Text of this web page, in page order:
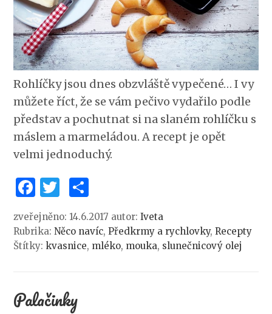
Rohlíčky jsou dnes obzvláště vypečené… I vy
můžete říct, že se vám pečivo vydařilo podle
představ a pochutnat si na slaném rohlíčku s
máslem a marmeládou. A recept je opět
velmi jednoduchý.
Facebook
Twitter
zveřejněno: 14.6.2017 autor:Iveta
Rubrika:Něco navíc,Předkrmy a rychlovky,Recepty
Štítky:kvasnice, mléko, mouka, slunečnicový olej
Palačinky